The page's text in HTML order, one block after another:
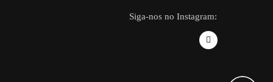
Siga-nos no Instagram: